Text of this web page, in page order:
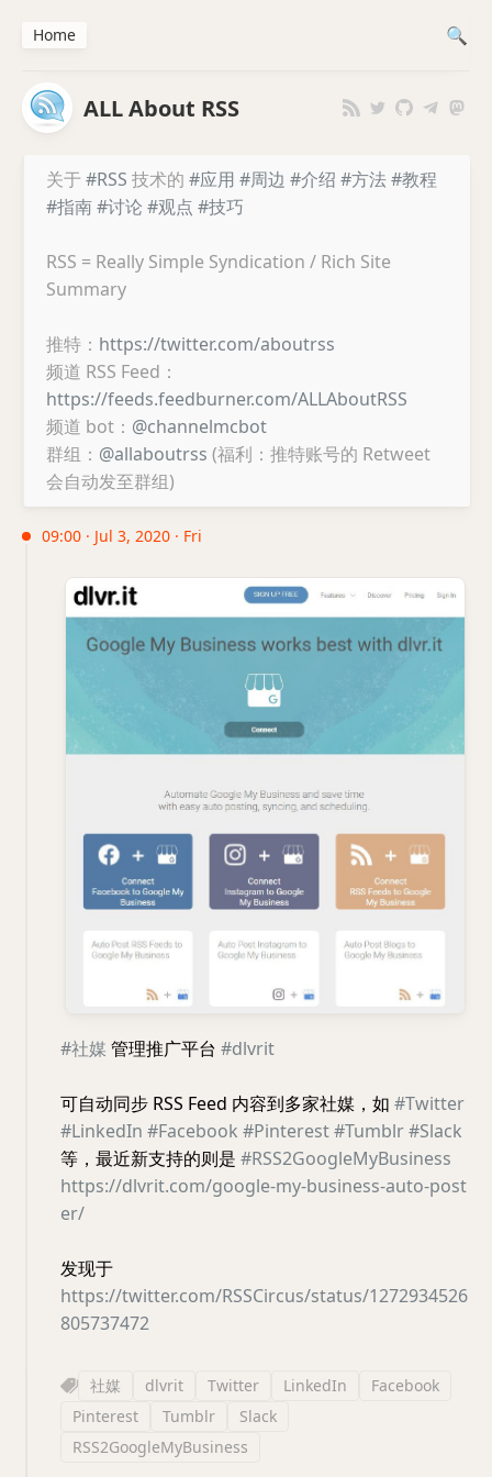
ALL About RSS
关于 #RSS 技术的 #应用 #周边 #介绍 #方法#教程
#指南#讨论 #观点 #技巧
RSS = Really Simple Syndication / Rich Site
Summary
推特： https://twitter.com/aboutrss
频道 RSS Feed：
https://feeds.feedburner.com/ALLAboutRSS
频道 bot： @channelmcbot
群组： @allaboutrss (福利：推特账号的 Retweet
会自动发至群组)
09:00 · Jul 3, 2020 · Fri
#社媒 管理推广平台 #dlvrit
可自动同步 RSS Feed 内容到多家社媒，如 #Twitter
#LinkedIn #Facebook #Pinterest#Tumblr#Slack
等，最近新支持的则是 #RSS2GoogleMyBusiness
https://dlvrit.com/google-my-business-auto-post
er/
发现于
https://twitter.com/RSSCircus/status/1272934526
805737472
社媒 dlvrit Twitter LinkedIn
Facebook
Pinterest
Tumblr
Slack
RSS2GoogleMyBusiness
Home